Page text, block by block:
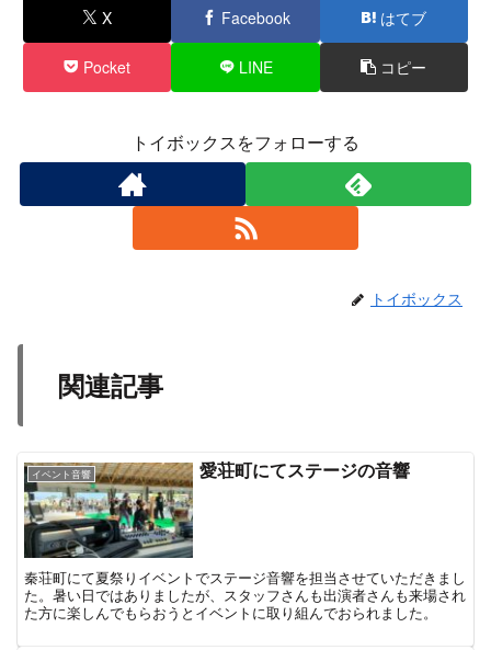
X Facebook はてブ
Pocket LINE コピー
トイボックスをフォローする
トイボックス
関連記事
イベント音響 愛荘町にてステージの音響
秦荘町にて夏祭りイベントでステージ音響を担当させていただきまし
た。暑い日ではありましたが、スタッフさんも出演者さんも来場され
た方に楽しんでもらおうとイベントに取り組んでおられました。